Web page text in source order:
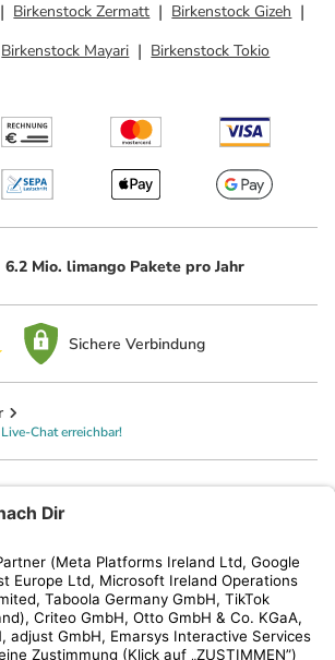
Birkenstock Zermatt
Birkenstock Gizeh
Birkenstock Mayari Birkenstock Tokio
6.2 Mio. limango Pakete pro Jahr
Sichere Verbindung
Chat erreichbar!